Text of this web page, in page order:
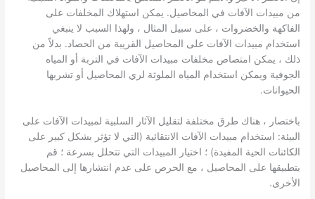
من مبيدات الآفات في المحاصيل. يمكن استهلاك المخلفات على
الفاكهة والخضروات ، على سبيل المثال ، ولهذا السبب لا ينبغي
استخدام مبيدات الآفات على المحاصيل القريبة من الحصاد. بدلاً من
ذلك ، يمكن امتصاص مخلفات مبيدات الآفات في التربة أو المياه
الجوفية ويمكن استخدام المياه الملوثة لري المحاصيل أو تشربها
الحيوانات.
باختصار ، هناك طرق مختلفة لتقليل الآثار السلبية لمبيدات الآفات على
البيئة: استخدام مبيدات الآفات الانتقائية (التي لا تؤثر بشكل كبير على
الكائنات الحية المفيدة) ؛ اختيار المبيدات التي تتحلل بسرعة ؛ قم
بتطبيقها على المحاصيل ، مع الحرص على عدم انتشارها إلى المحاصيل
الأخرى.